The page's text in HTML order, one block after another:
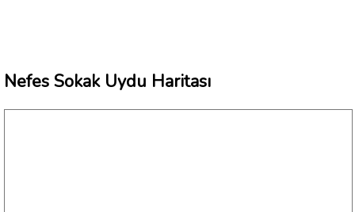
Nefes Sokak Uydu Haritası